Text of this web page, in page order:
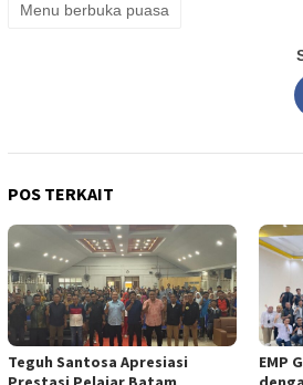
Menu berbuka puasa
POS TERKAIT
Teguh Santosa Apresiasi
EMP